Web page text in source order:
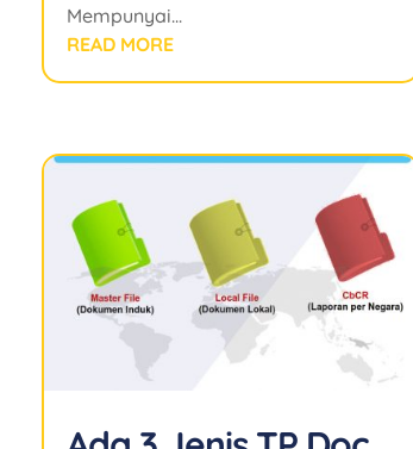
Mempunyai...
READ MORE